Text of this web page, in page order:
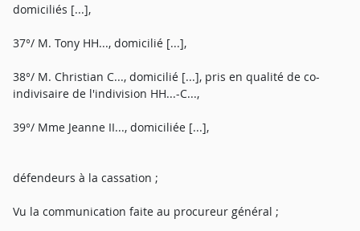
domiciliés [...],
37°/ M. Tony HH..., domicilié [...],
38°/ M. Christian C..., domicilié [...], pris en qualité de co-
indivisaire de l'indivision HH...-C...,
39°/ Mme Jeanne II..., domiciliée [...],
défendeurs à la cassation ;
Vu la communication faite au procureur général ;